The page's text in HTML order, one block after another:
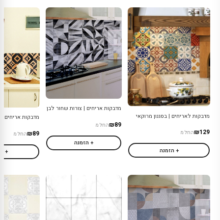
מדבקות לאריחים | בסגנון מרוקאי
₪129החל מ
+ הזמנה
מדבקות אריחים | צורות שחור לבן
₪89החל מ
+ הזמנה
מדבקות אריחים
₪89החל מ
+